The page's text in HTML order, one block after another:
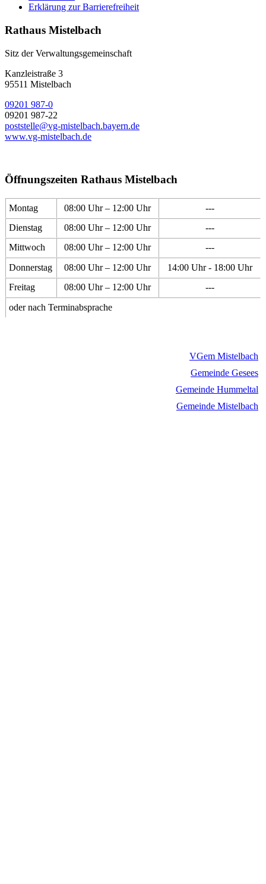
Erklärung zur Barrierefreiheit
Rathaus Mistelbach
Sitz der Verwaltungsgemeinschaft
Kanzleistraße 3
95511 Mistelbach
09201 987-0
09201 987-22
poststelle@vg-mistelbach.bayern.de
www.vg-mistelbach.de
Öffnungszeiten Rathaus Mistelbach
Montag 08:00 Uhr – 12:00 Uhr
---
Dienstag
08:00 Uhr – 12:00 Uhr
---
Mittwoch
08:00 Uhr – 12:00 Uhr
---
Donnerstag
08:00 Uhr – 12:00 Uhr
14:00 Uhr - 18:00 Uhr
Freitag
08:00 Uhr – 12:00 Uhr
---
oder nach Terminabsprache
VGem Mistelbach
Gemeinde Gesees
Gemeinde Hummeltal
Gemeinde Mistelbach